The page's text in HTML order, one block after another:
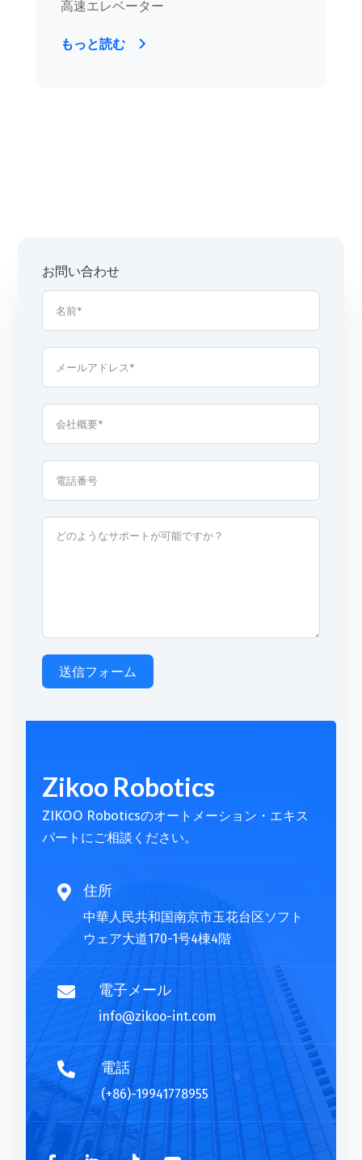
高速エレベーター
もっと読む
お問い合わせ
送信フォーム
e
r
n
a
Zikoo Robotics
ZIKOO Roboticsのオートメーション・エキス
パートにご相談ください。
 住所
中華人民共和国南京市玉花台区ソフト
ウェア大道170-1号4棟4階
 電子メール
info@zikoo-int.com
 電話
(+86)-19941778955